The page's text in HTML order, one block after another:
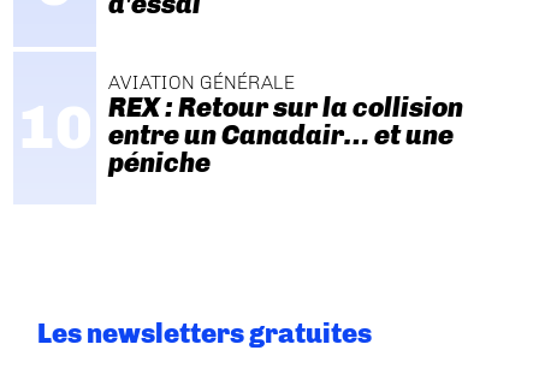
AVIATION GÉNÉRALE
REX : Retour sur la collision
entre un Canadair… et une
péniche
Les newsletters gratuites